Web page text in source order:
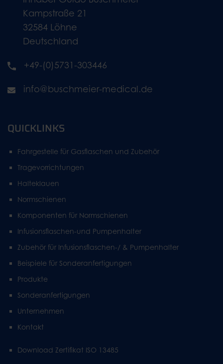
Kampstraße 21
32584 Löhne
Deutschland
+49-(0)5731-303446
info@buschmeier-medical.de
QUICKLINKS
Fahrgestelle für Gasflaschen und Zubehör
Tragevorrichtungen
Halteklauen
Normschienen
Komponenten für Normschienen
Infusionsflaschen-und Pumpenhalter
Zubehör für Infusionsflaschen-/ & Pumpenhalter
Beispiele für Sonderanfertigungen
Produkte
Sonderanfertigungen
Unternehmen
Kontakt
Download Zertifikat ISO 13485